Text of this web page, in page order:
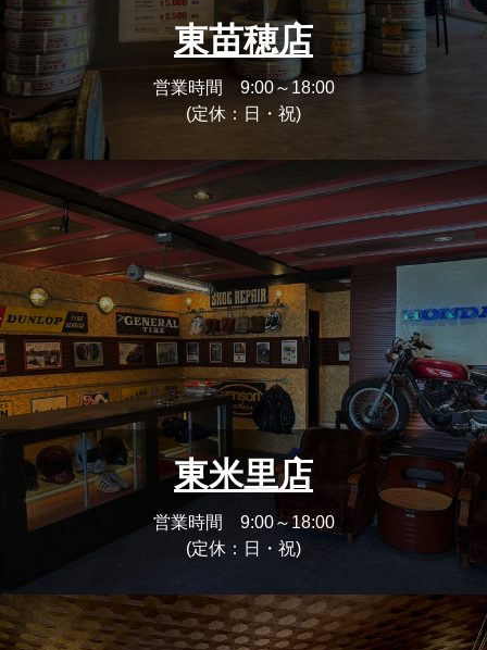
東苗穂店
営業時間 9:00～18:00
(定休：日・祝)
東米里店
営業時間 9:00～18:00
(定休：日・祝)